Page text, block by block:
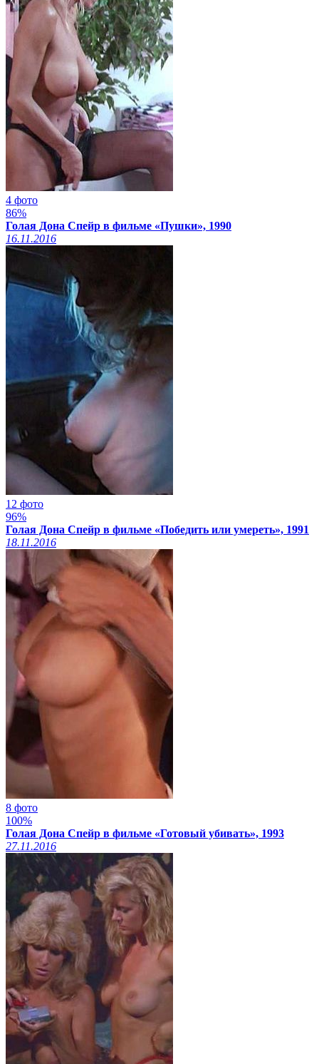
4 фото
86%
Голая Дона Спейр в фильме «Пушки», 1990
16.11.2016
12 фото
96%
Голая Дона Спейр в фильме «Победить или умереть», 1991
18.11.2016
8 фото
100%
Голая Дона Спейр в фильме «Готовый убивать», 1993
27.11.2016